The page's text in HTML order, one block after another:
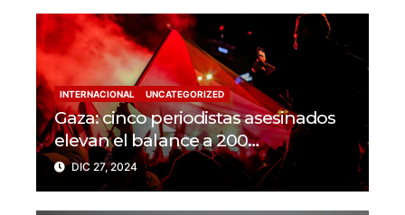
INTERNACIONAL UNCATEGORIZED
Gaza: cinco periodistas asesinados
elevan el balance a 200
trabajadores de la prensa muertos
en 2024
DIC 27, 2024